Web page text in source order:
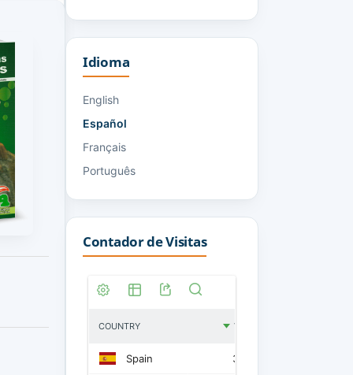
Idioma
English
Español
Français
Português
Contador de Visitas